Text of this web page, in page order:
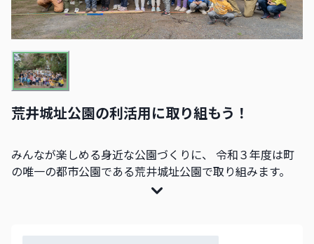
荒井城址公園の利活用に取り組もう！
みんなが楽しめる身近な公園づくりに、 令和３年度は町
の唯一の都市公園である荒井城址公園で取り組みます。